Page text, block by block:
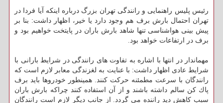
رئیس پلیس راهنمایی و رانندگی تهران بزرگ درباره اینكه آیا فردا در
تهران احتمال بارش برف هم وجود دارد یا خیر، اظهار داشت: بنا بر
پیش بینی هواشناسی تنها شاهد بارش باران در پایتخت خواهیم بود و
برف در ارتفاعات خواهد بود.
مهماندار در انتها با اشاره به تفاوت های رانندگی در شرایط بارانی با
شرایط عادی اظهار داشت: با عنایت به لغزندگی معابر لازم است كه
رانندگان با سرعت مطمئنه حركت كنند. همینطور خودروها باید برف
پاك كن سالم داشته باشند و از آن استفاده كنند چراكه بارش باران
سبب كاهش دید راننده می گردد. از جانب دیگر لازم است رانندگان